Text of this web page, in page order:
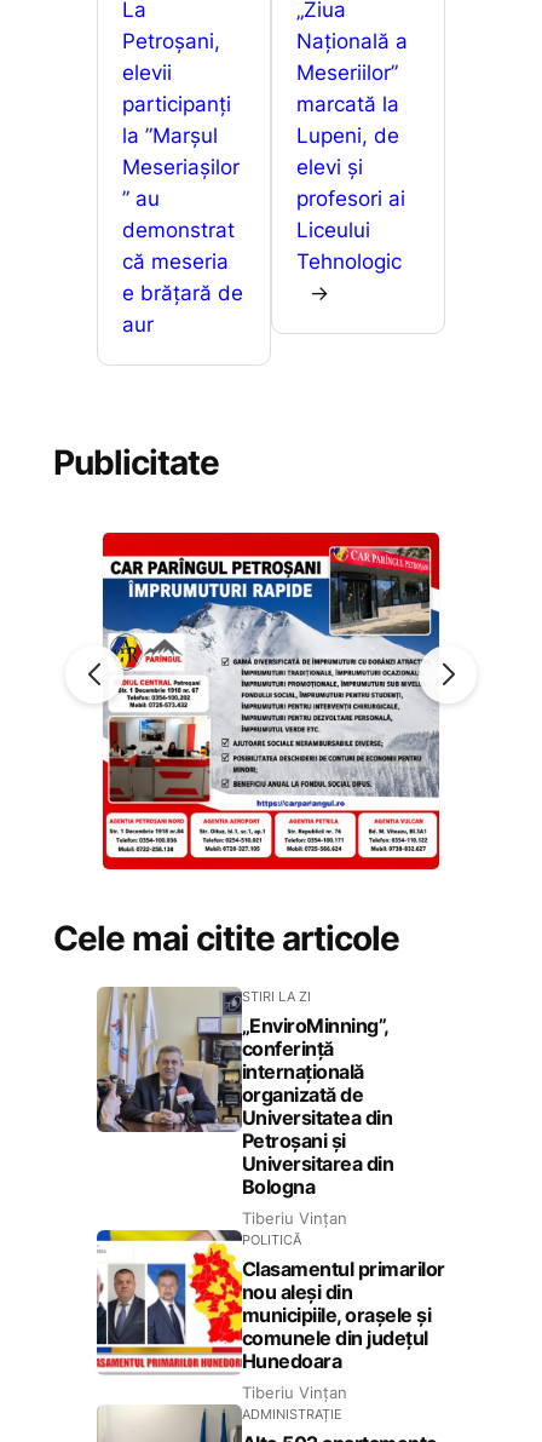
k
p
er
z
ă
La
Petroșani,
elevii
participanți
la ”Marșul
Meseriașilor
” au
demonstrat
că meseria
e brățară de
aur
„Ziua
Naţională a
Meseriilor”
marcată la
Lupeni, de
elevi și
profesori ai
Liceului
Tehnologic
→
Publicitate
Cele mai citite articole
STIRI LA ZI
„EnviroMinning”,
conferință
internațională
organizată de
Universitatea din
Petroșani și
Universitarea din
Bologna
Tiberiu Vințan
POLITICĂ
Clasamentul primarilor
nou aleși din
municipiile, orașele și
comunele din județul
Hunedoara
Tiberiu Vințan
ADMINISTRAȚIE